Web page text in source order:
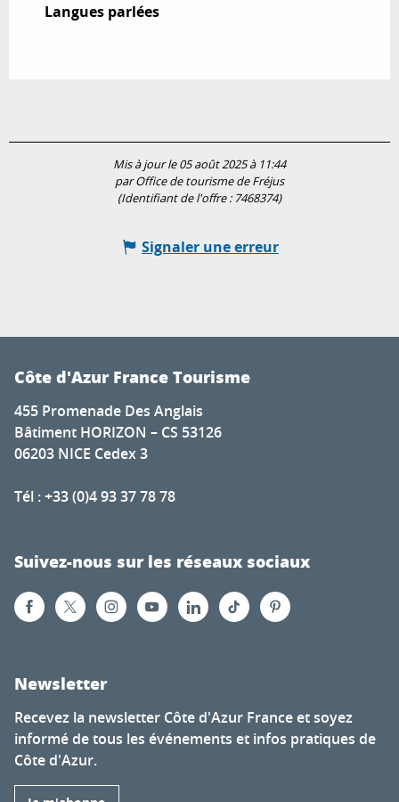
Langues parlées
Langues parlées
Mis à jour le 05 août 2025 à 11:44
par Office de tourisme de Fréjus
(Identifiant de l'offre : 7468374)
Signaler une erreur
Côte d'Azur France Tourisme
455 Promenade Des Anglais
Bâtiment HORIZON – CS 53126
06203 NICE Cedex 3
Tél : +33 (0)4 93 37 78 78
Suivez-nous sur les réseaux sociaux
Newsletter
Recevez la newsletter Côte d'Azur France et soyez
informé de tous les événements et infos pratiques de
Côte d'Azur.